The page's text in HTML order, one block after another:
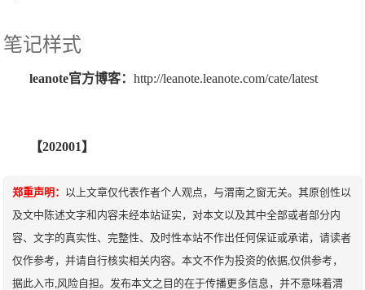
笔记样式
leanote官方博客：http://leanote.leanote.com/cate/latest
【202001】
郑重声明： 以上文章仅代表作者个人观点，与渭南之窗无关。其原创性以
及文中陈述文字和内容未经本站证实，对本文以及其中全部或者部分内
容、文字的真实性、完整性、及时性本站不作出任何保证或承诺，请读者
仅作参考，并请自行核实相关内容。本文不作为投资的依据,仅供参考，
据此入市,风险自担。发布本文之目的在于传播更多信息，并不意味着渭